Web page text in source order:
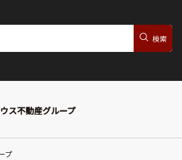
ス不動産グループ
プ